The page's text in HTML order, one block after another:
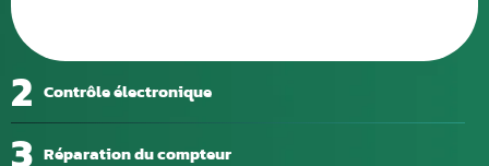
2 Contrôle électronique
3 Réparation du compteur